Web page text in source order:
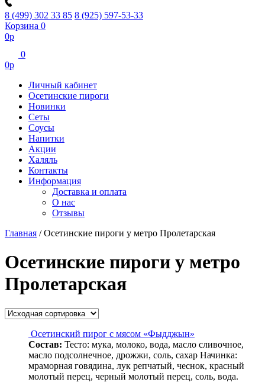
8 (499) 302 33 85 8 (925) 597-53-33
Корзина 0
0р
0
0р
Личный кабинет
Осетинские пироги
Новинки
Сеты
Соусы
Напитки
Акции
Халяль
Контакты
Информация
Доставка и оплата
О нас
Отзывы
Главная /Осетинские пироги у метро Пролетарская
Осетинские пироги у метро
Пролетарская
Осетинский пирог с мясом «Фыдджын»
Состав: Тесто: мука, молоко, вода, масло сливочное,
масло подсолнечное, дрожжи, соль, сахар Начинка:
мраморная говядина, лук репчатый, чеснок, красный
молотый перец, черный молотый перец, соль, вода.